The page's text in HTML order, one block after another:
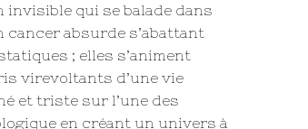
qui se balade dans
cancer absurde s’abattant
; elles s’animent
virevoltants d’une vie
et triste sur l’une des
en créant un univers à